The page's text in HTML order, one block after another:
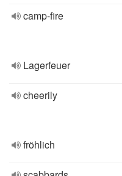
camp-fire
Lagerfeuer
cheerily
fröhlich